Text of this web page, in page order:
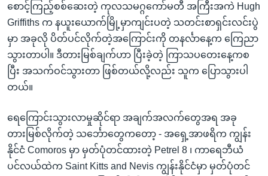
စောင့်ကြည့်စစ်ဆေးတဲ့ ကုလသမဂ္ဂကော်မတီ အကြီးအကဲ Hugh
Griffiths က နယူးယောက်မြို့မှာကျင်းပတဲ့ သတင်းစာရှင်းလင်းပွဲ
မှာ အခုလို ပိတ်ပင်လိုက်တဲ့အကြောင်းကို တနင်္လာနေ့က ကြေညာ
သွားတာပါ။ ဒီတားမြစ်ချက်ဟာ ပြီးခဲ့တဲ့ ကြာသပတေးနေ့ကစ
ပြီး အသက်ဝင်သွားတာ ဖြစ်တယ်လို့လည်း သူက ပြောသွားပါ
တယ်။
ရေကြောင်းသွားလာမှုဆိုင်ရာ အချက်အလက်တွေအရ အခု
တားမြစ်လိုက်တဲ့ သင်္ဘောတွေကတော့ - အရှေ့အာဖရိက ကျွန်း
နိုင်ငံ Comoros မှာ မှတ်ပုံတင်ထားတဲ့ Petrel 8 ၊ ကာရေဘီယံ
ပင်လယ်ထဲက Saint Kitts and Nevis ကျွန်းနိုင်ငံမှာ မှတ်ပုံတင်